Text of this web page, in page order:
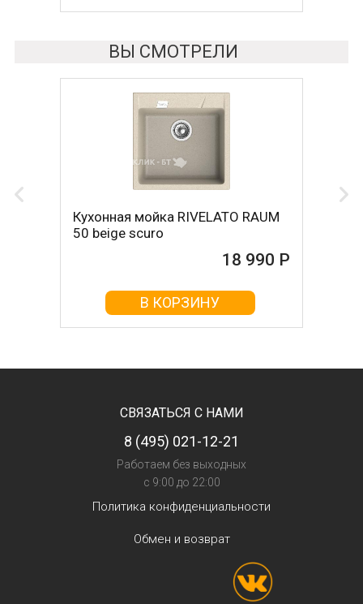
ВЫ СМОТРЕЛИ
Кухонная мойка RIVELATO RAUM
50 beige scuro
18 990 Р
В КОРЗИНУ
СВЯЗАТЬСЯ С НАМИ
8 (495) 021-12-21
Работаем без выходных
с 9:00 до 22:00
Политика конфиденциальности
Обмен и возврат